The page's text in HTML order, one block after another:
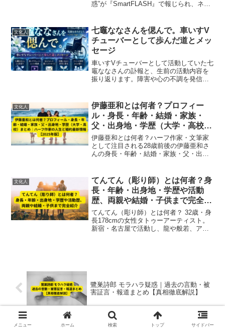
惑”が『SmartFLASH』で報じられ、ネッ
真相5選をはじめ、不倫疑惑の背景や彼女
の恋...
文化人
七竈ななさんを偲んで。車いすV
チューバーとして歩んだ道とメッ
セージ
車いすVチューバーとして活動していた七
竈ななさんの訃報と、生前の活動内容を
振り返ります。障害や心の不調を発信し
文化人
伊藤亜和とは何者？プロフィー
ル・身長・年齢・結婚・家族・
父・出身地・学歴（大学・高校）
まとめ｜ハーフ作家の人生と婚約
最新情報【2025年版】
伊藤亜和とは何者？ハーフ作家・文筆家
として注目される28歳前後の伊藤亜和さ
んの身長・年齢・結婚・家族・父・出身
文化人
てんてん（彫り師）とは何者？身
長・年齢・出身地・学歴や活動
歴、両親や結婚・子供まで完全紹
介
てんてん（彫り師）とは何者？ 32歳・身
長178cmの女性タトゥーアーティスト。
新宿・名古屋で活動し、龍や般若、アニ
鷺巣詩郎 モラハラ疑惑｜過去の言動・被
害証言・報道まとめ【真相徹底解説】
浜田敬子 日米首脳会談の見解まとめ｜高
メニュー ホーム 検索 トップ サイドバー